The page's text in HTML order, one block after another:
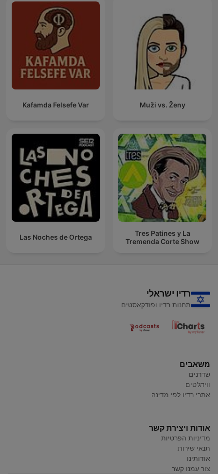
Muži vs. Ženy
Kafamda Felsefe Var
Tres Patines y La
Tremenda Corte Show
Las Noches de Ortega
רדיו ישראלי
תחנות רדיו ופודקאסטים
משאבים
שדרנים
ווידג'טים
אתרי רדיו לפי מדינה
אודות ויצירת קשר
מדיניות הפרטיות
תנאי שירות
אודותינו
צור עמנו קשר